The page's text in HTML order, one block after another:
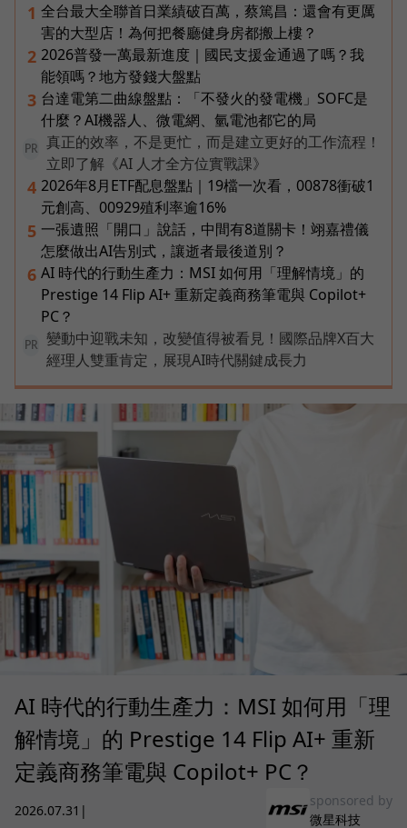
1 全台最大全聯首日業績破百萬，蔡篤昌：還會有更厲
害的大型店！為何把餐廳健身房都搬上樓？
2 2026普發一萬最新進度｜國民支援金通過了嗎？我
能領嗎？地方發錢大盤點
3 台達電第二曲線盤點：「不發火的發電機」SOFC是
什麼？AI機器人、微電網、氫電池都它的局
PR
真正的效率，不是更忙，而是建立更好的工作流程！
立即了解《AI 人才全方位實戰課》
4 2026年8月ETF配息盤點｜19檔一次看，00878衝破1
元創高、00929殖利率逾16%
5 一張遺照「開口」說話，中間有8道關卡！翊嘉禮儀
怎麼做出AI告別式，讓逝者最後道別？
6 AI 時代的行動生產力：MSI 如何用「理解情境」的
Prestige 14 Flip AI+ 重新定義商務筆電與 Copilot+
PC？
PR
變動中迎戰未知，改變值得被看見！國際品牌X百大
經理人雙重肯定，展現AI時代關鍵成長力
AI 時代的行動生產力：MSI 如何用「理
解情境」的 Prestige 14 Flip AI+ 重新
定義商務筆電與 Copilot+ PC？
2026.07.31 |
sponsored by
微星科技